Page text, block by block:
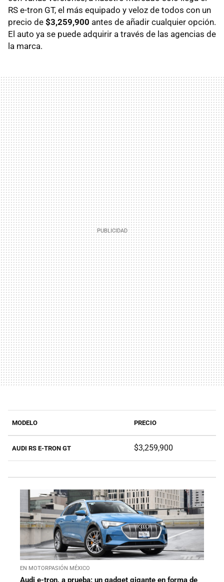
RS e-tron GT, el más equipado y veloz de todos con un
precio de $3,259,900 antes de añadir cualquier opción.
El auto ya se puede adquirir a través de las agencias de
la marca.
MODELO PRECIO
AUDI RS E-TRON GT $3,259,900
EN MOTORPASIÓN MÉXICO
Audi e-tron, a prueba: un gadget gigante en forma de